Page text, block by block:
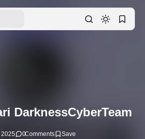
DarknessCyberTeam
0Comments